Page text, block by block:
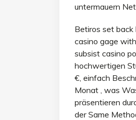
untermauern
Betiros set back
casino gage
subsist casino
hochwertigen
€, einfach
Monat , was
präsentieren
der Same